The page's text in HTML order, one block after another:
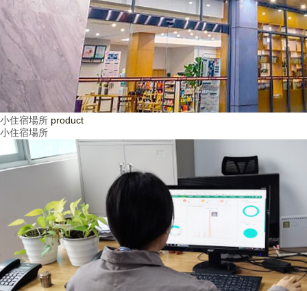
小住宿場所 product
小住宿場所